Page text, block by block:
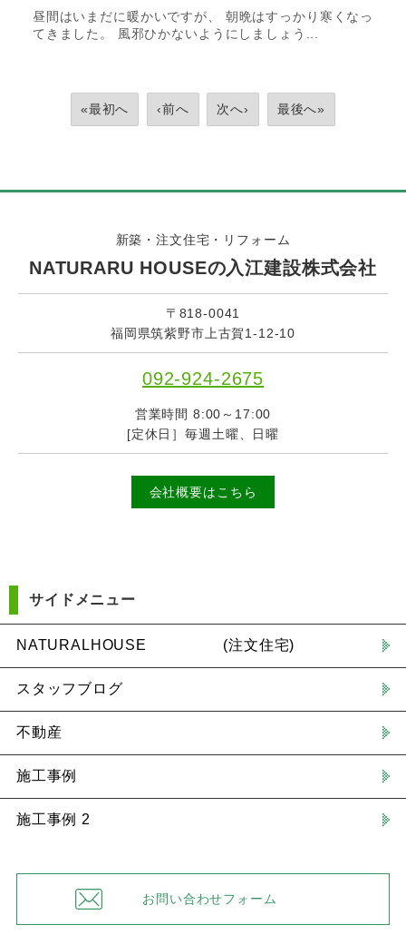
昼間はいまだに暖かいですが、 朝晩はすっかり寒くなっ
てきました。 風邪ひかないようにしましょう...
«最初へ ‹前へ 次へ› 最後へ»
新築・注文住宅・リフォーム
NATURARU HOUSEの入江建設株式会社
〒818-0041
福岡県筑紫野市上古賀1-12-10
092-924-2675
営業時間 8:00～17:00
[定休日］毎週土曜、日曜
会社概要はこちら
サイドメニュー
NATURALHOUSE (注文住宅)
スタッフブログ
不動産
施工事例
施工事例 2
お問い合わせフォーム